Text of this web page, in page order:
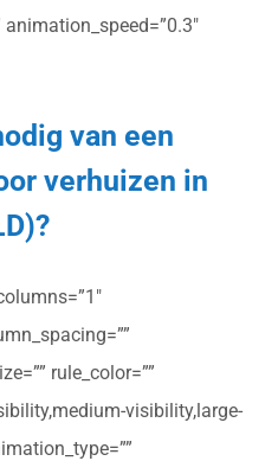
van een
verhuizen in
rule_color=””
visibility,large-